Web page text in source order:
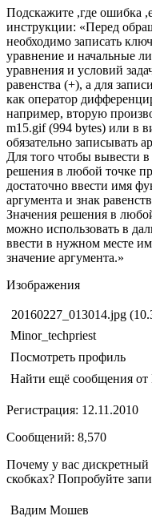
Подскажите ,где ошибка
инструкции: «Перед
необходимо записать
уравнение и начальные
уравнения и условий
равенства (+), а для
как оператор
например, вторую
m15.gif (994 bytes) или в
обязательно записывать
Для того чтобы вывести
решения в любой точке
достаточно ввести имя
аргумента и знак
Значения решения в
можно использовать в
ввести в нужном месте
значение аргумента.»
Изображения
20160227_013014.jpg
Minor_techpriest
Посмотреть профиль
Найти ещё сообщения от
Регистрация: 12.11.2010
Сообщений: 8,570
Почему у вас дискретный
скобках? Попробуйте
Вадим Мошев